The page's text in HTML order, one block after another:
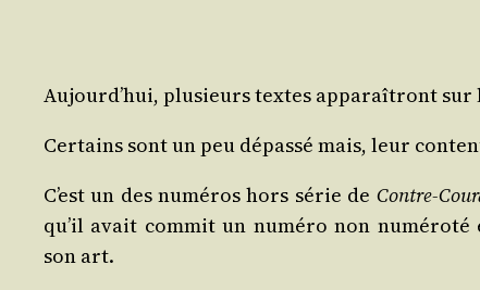
Aujourd’­hui, plu­sieurs textes appa­raî­tront
Cer­tains sont un peu dépas­sé mais, leur
C’est un des numé­ros hors série de Contre-
qu’il avait com­mit un numé­ro non
son art.